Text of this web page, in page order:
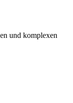
und komplexen